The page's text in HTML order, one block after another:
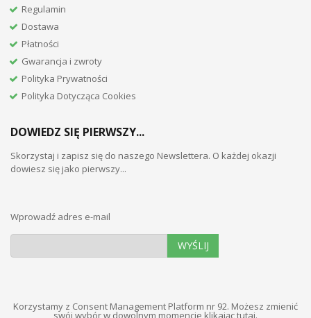
Regulamin
Dostawa
Płatności
Gwarancja i zwroty
Polityka Prywatności
Polityka Dotycząca Cookies
DOWIEDZ SIĘ PIERWSZY...
Skorzystaj i zapisz się do naszego Newslettera. O każdej okazji
dowiesz się jako pierwszy...
Wprowadź adres e-mail
WYŚLIJ
Korzystamy z Consent Management Platform nr 92. Możesz zmienić
swój wybór w dowolnym momencie klikając tutaj.